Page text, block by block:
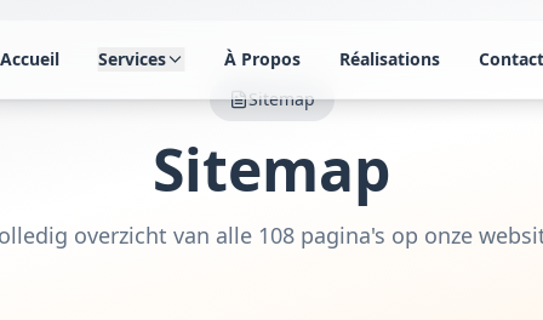
Accueil Services À Propos Réalisations Contact
Sitemap
Sitemap
overzicht van alle 108 pagina's op onze